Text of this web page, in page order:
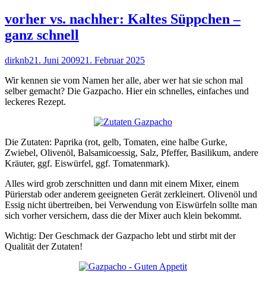
vorher vs. nachher: Kaltes Süppchen –
ganz schnell
Autor
dirknbVeröffentlicht
21. Juni 200921. Februar 2025
Wir kennen sie vom Namen her alle, aber wer hat sie schon mal
selber gemacht? Die Gazpacho. Hier ein schnelles, einfaches und
leckeres Rezept.
Die Zutaten: Paprika (rot, gelb, Tomaten, eine halbe Gurke,
Zwiebel, Olivenöl, Balsamicoessig, Salz, Pfeffer, Basilikum, andere
Kräuter, ggf. Eiswürfel, ggf. Tomatenmark).
Alles wird grob zerschnitten und dann mit einem Mixer, einem
Pürierstab oder anderem geeigneten Gerät zerkleinert. Olivenöl und
Essig nicht übertreiben, bei Verwendung von Eiswürfeln sollte man
sich vorher versichern, dass die der Mixer auch klein bekommt.
Wichtig: Der Geschmack der Gazpacho lebt und stirbt mit der
Qualität der Zutaten!